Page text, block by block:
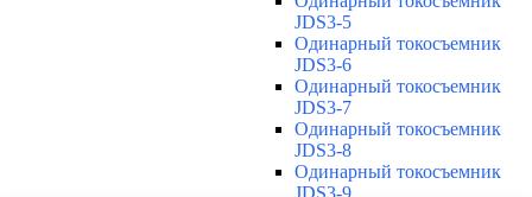
JDS3-5
Одинарный токосъемник
JDS3-6
Одинарный токосъемник
JDS3-7
Одинарный токосъемник
JDS3-8
Одинарный токосъемник
JDS3-9